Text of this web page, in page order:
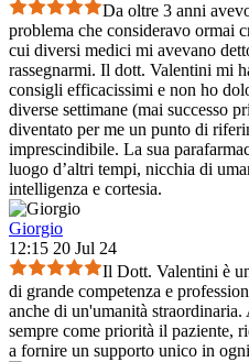
Da oltre 3 anni
problema che consideravo ormai
cui diversi medici mi avevano
rassegnarmi. Il dott. Valentini mi
consigli efficacissimi e non ho
diverse settimane (mai successo
diventato per me un punto di
imprescindibile. La sua
luogo d’altri tempi, nicchia di
intelligenza e cortesia.
Giorgio
12:15 20 Jul 24
Il Dott. Valentini è
di grande competenza e
anche di un'umanità straordinaria.
sempre come priorità il paziente,
a fornire un supporto unico in